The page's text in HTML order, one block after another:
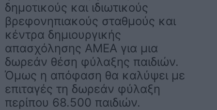
δημοτικούς και ιδιωτικούς
βρεφονηπιακούς σταθμούς και
κέντρα δημιουργικής
απασχόλησης ΑΜΕΑ για μια
δωρεάν θέση φύλαξης παιδιών.
Όμως η απόφαση θα καλύψει με
επιταγές τη δωρεάν φύλαξη
περίπου 68.500 παιδιών.